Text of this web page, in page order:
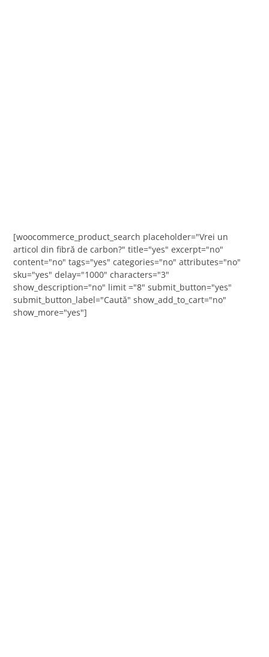
[woocommerce_product_search placeholder="Vrei un
articol din fibră de carbon?" title="yes" excerpt="no"
content="no" tags="yes" categories="no" attributes="no"
sku="yes" delay="1000" characters="3"
show_description="no" limit ="8" submit_button="yes"
submit_button_label="Caută" show_add_to_cart="no"
show_more="yes"]